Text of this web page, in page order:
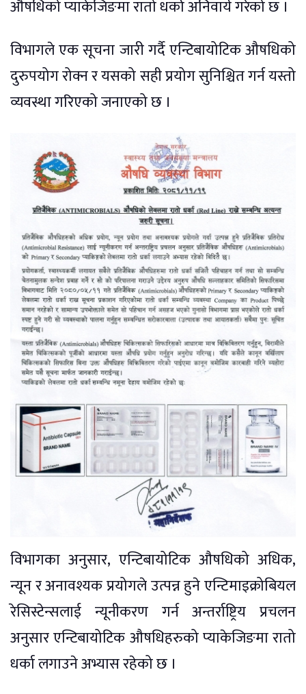
औषधिको प्याकेजिङमा रातो धर्का अनिवार्य गरेको छ ।
विभागले एक सूचना जारी गर्दै एन्टिबायोटिक औषधिको
दुरुपयोग रोक्न र यसको सही प्रयोग सुनिश्चित गर्न यस्तो
व्यवस्था गरिएको जनाएको छ ।
विभागका अनुसार, एन्टिबायोटिक औषधिको अधिक,
न्यून र अनावश्यक प्रयोगले उत्पन्न हुने एन्टिमाइक्रोबियल
रेसिस्टेन्सलाई न्यूनीकरण गर्न अन्तर्राष्ट्रिय प्रचलन
अनुसार एन्टिबायोटिक औषधिहरुको प्याकेजिङमा रातो
धर्का लगाउने अभ्यास रहेको छ ।